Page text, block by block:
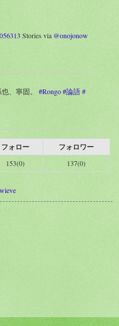
Stories via @onojonow
、寧固。 #Rongo#論語#
フォロー フォロワー
153(0) 137(0)